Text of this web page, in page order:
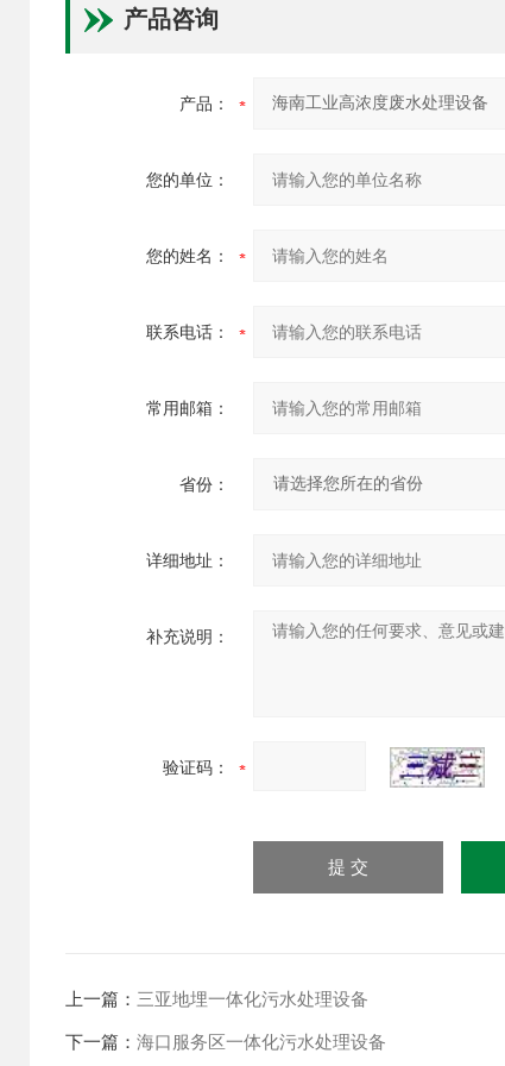
产品咨询
产品：
您的单位：
您的姓名：
联系电话：
常用邮箱：
省份：
详细地址：
补充说明：
验证码：
上一篇： 三亚地埋一体化污水处理设备
下一篇： 海口服务区一体化污水处理设备